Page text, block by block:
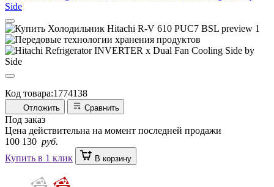
Код товара:1774138
Отложить Сравнить
Под заказ
Цена действительна на момент последней продажи
100 130 руб.
Купить в 1 клик
В корзину